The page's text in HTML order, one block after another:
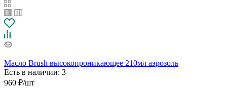
Масло Brush высокопроникающее 210мл аэрозоль
Есть в наличии: 3
960 ₽/шт